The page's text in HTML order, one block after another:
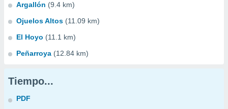
Argallón (9.4 km)
Ojuelos Altos (11.09 km)
El Hoyo (11.1 km)
Peñarroya (12.84 km)
Tiempo...
PDF